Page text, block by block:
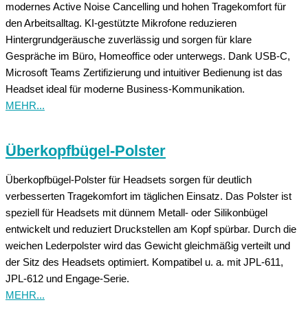
modernes Active Noise Cancelling und hohen Tragekomfort für
den Arbeitsalltag. KI-gestützte Mikrofone reduzieren
Hintergrundgeräusche zuverlässig und sorgen für klare
Gespräche im Büro, Homeoffice oder unterwegs. Dank USB-C,
Microsoft Teams Zertifizierung und intuitiver Bedienung ist das
Headset ideal für moderne Business-Kommunikation.
MEHR...
Überkopfbügel-Polster
Überkopfbügel-Polster für Headsets sorgen für deutlich
verbesserten Tragekomfort im täglichen Einsatz. Das Polster ist
speziell für Headsets mit dünnem Metall- oder Silikonbügel
entwickelt und reduziert Druckstellen am Kopf spürbar. Durch die
weichen Lederpolster wird das Gewicht gleichmäßig verteilt und
der Sitz des Headsets optimiert. Kompatibel u. a. mit JPL-611,
JPL-612 und Engage-Serie.
MEHR...